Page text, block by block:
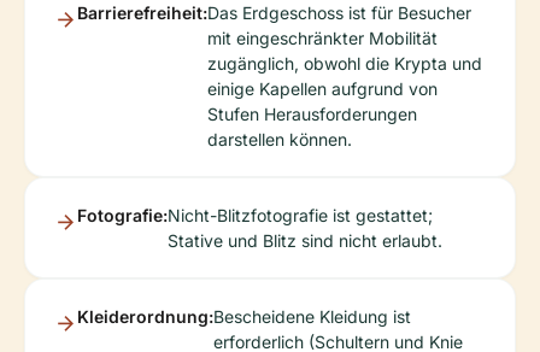
Barrierefreiheit:Das Erdgeschoss ist für Besucher
mit eingeschränkter Mobilität
zugänglich, obwohl die Krypta und
einige Kapellen aufgrund von
Stufen Herausforderungen
darstellen können.
Fotografie:Nicht-Blitzfotografie ist gestattet;
Stative und Blitz sind nicht erlaubt.
Kleiderordnung:Bescheidene Kleidung ist
erforderlich (Schultern und Knie